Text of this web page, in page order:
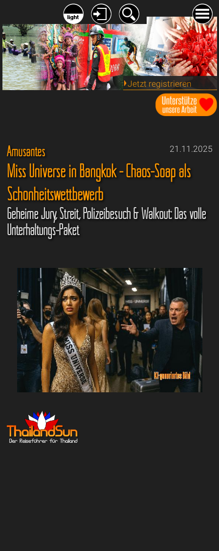
Jetzt registrieren
21.11.2025
Amüsantes
Miss Universe in Bangkok - Chaos-Soap als
Schönheitswettbewerb
Geheime Jury, Streit, Polizeibesuch & Walkout: Das volle
Unterhaltungs-Paket